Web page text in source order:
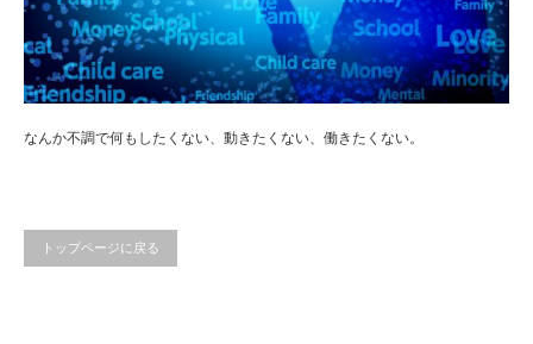
なんか不調で何もしたくない、動きたくない、働きたくない。
トップページに戻る